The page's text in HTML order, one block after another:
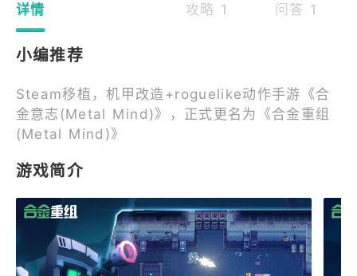
详情 攻略 1 问答 1
小编推荐
Steam移植，机甲改造+roguelike动作手游《合
金意志(Metal Mind)》，正式更名为《合金重组
(Metal Mind)》
游戏简介